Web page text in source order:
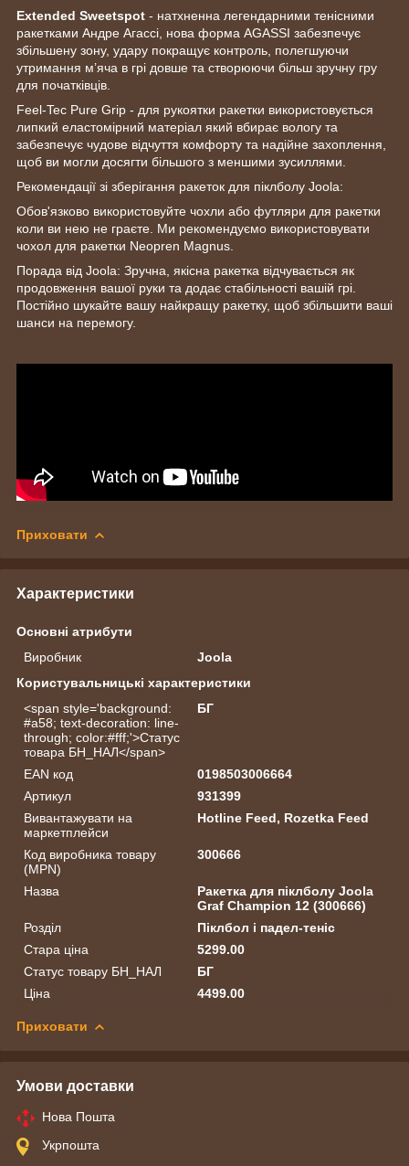
Extended Sweetspot - натхненна легендарними тенісними
ракетками Андре Агассі, нова форма AGASSI забезпечує
збільшену зону, удару покращує контроль, полегшуючи
утримання м’яча в грі довше та створюючи більш зручну гру
для початківців.
Feel-Tec Pure Grip - для рукоятки ракетки використовується
липкий еластомірний матеріал який вбирає вологу та
забезпечує чудове відчуття комфорту та надійне захоплення,
щоб ви могли досягти більшого з меншими зусиллями.
Рекомендації зі зберігання ракеток для піклболу Joola:
Обов'язково використовуйте чохли або футляри для ракетки
коли ви нею не граєте. Ми рекомендуємо використовувати
чохол для ракетки Neopren Magnus.
Порада від Joola: Зручна, якісна ракетка відчувається як
продовження вашої руки та додає стабільності вашій грі.
Постійно шукайте вашу найкращу ракетку, щоб збільшити ваші
шанси на перемогу.
Приховати
Характеристики
Основні атрибути
Виробник
Joola
Користувальницькі характеристики
<span style='background:
#a58; text-decoration: line-
through; color:#fff;'>Статус
товара БН_НАЛ</span>
БГ
EAN код
0198503006664
Артикул
931399
Вивантажувати на
маркетплейси
Hotline Feed, Rozetka Feed
Код виробника товару
(MPN)
300666
Назва
Ракетка для піклболу Joola
Graf Champion 12 (300666)
Розділ
Піклбол і падел-теніс
Стара ціна
5299.00
Статус товару БН_НАЛ
БГ
Ціна
4499.00
Приховати
Умови доставки
Нова Пошта
Укрпошта